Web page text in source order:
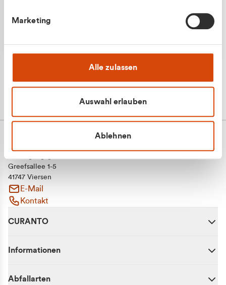
Marketing
Alle zulassen
Auswahl erlauben
Ablehnen
Greefsallee 1-5
41747 Viersen
E-Mail
Kontakt
CURANTO
Informationen
Abfallarten